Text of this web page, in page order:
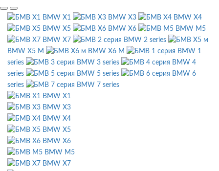
BMW X1 BMW X3
BMW X4
BMW X5
BMW X6
BMW M5
BMW X7
BMW 2 series
BMW X5 M
BMW X6 M
BMW 1
series
BMW 3 series
BMW 4
series
BMW 5 series
BMW 6
series
BMW 7 series
BMW X1
BMW X3
BMW X4
BMW X5
BMW X6
BMW M5
BMW X7